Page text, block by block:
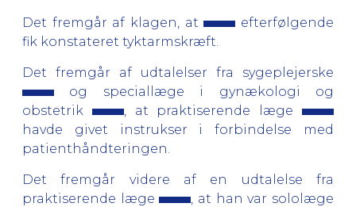
Det fremgår af klagen, at
efterfølgende
fik konstateret tyktarmskræft.
Det fremgår af udtalelser fra sygeplejerske
og speciallæge i gynækologi og
obstetrik
, at praktiserende læge
havde givet instrukser i forbindelse med
patienthåndteringen.
Det fremgår videre af en udtalelse fra
praktiserende læge
, at han var sololæge